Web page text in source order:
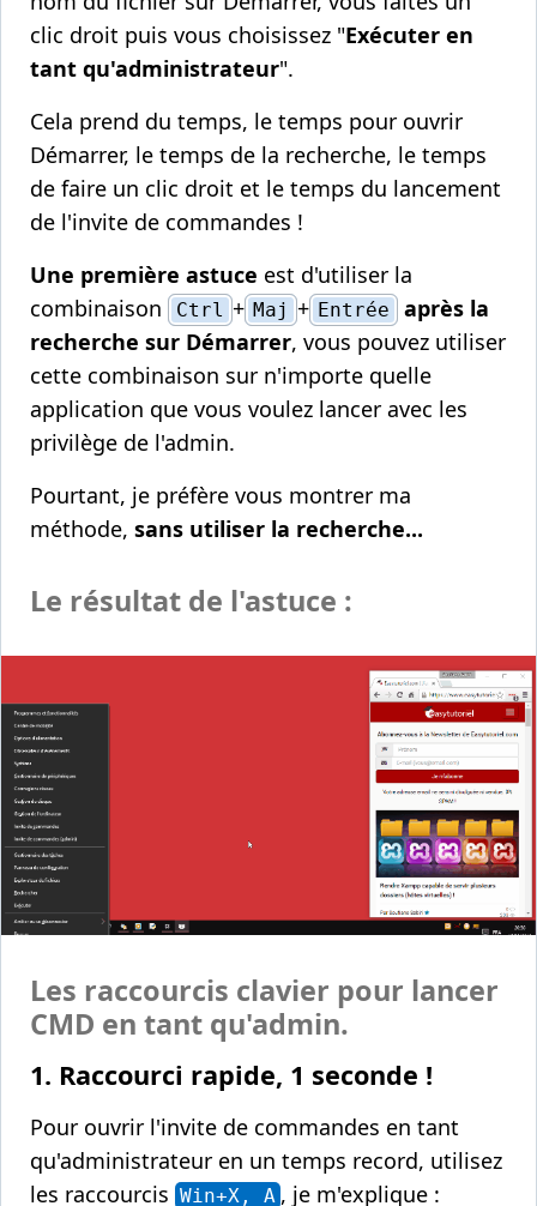
clic droit puis vous choisissez "Exécuter en
tant qu'administrateur".
Cela prend du temps, le temps pour ouvrir
Démarrer, le temps de la recherche, le temps
de faire un clic droit et le temps du lancement
de l'invite de commandes !
Une première astuce est d'utiliser la
combinaison
Ctrl + Maj + Entrée
après la
recherche sur Démarrer, vous pouvez utiliser
cette combinaison sur n'importe quelle
application que vous voulez lancer avec les
privilège de l'admin.
Pourtant, je préfère vous montrer ma
méthode, sans utiliser la recherche...
Le résultat de l'astuce :
Les raccourcis clavier pour lancer
CMD en tant qu'admin.
1. Raccourci rapide, 1 seconde !
Pour ouvrir l'invite de commandes en tant
qu'administrateur en un temps record, utilisez
les raccourcis Win+X, A , je m'explique :